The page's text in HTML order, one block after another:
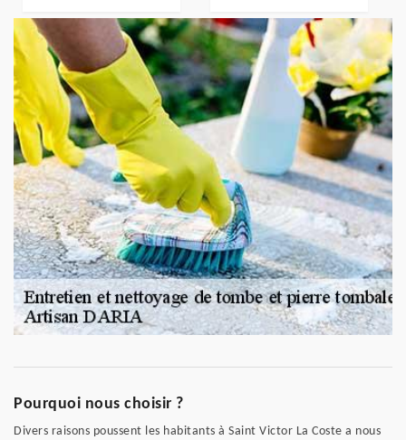
Pourquoi nous choisir ?
Divers raisons poussent les habitants à Saint Victor La Coste a nous